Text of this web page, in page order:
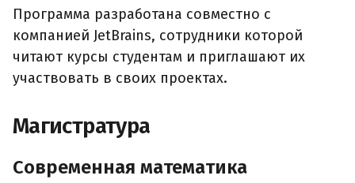
Программа разработана совместно с
компанией JetBrains, сотрудники которой
читают курсы студентам и приглашают их
участвовать в своих проектах.
Магистратура
Современная математика